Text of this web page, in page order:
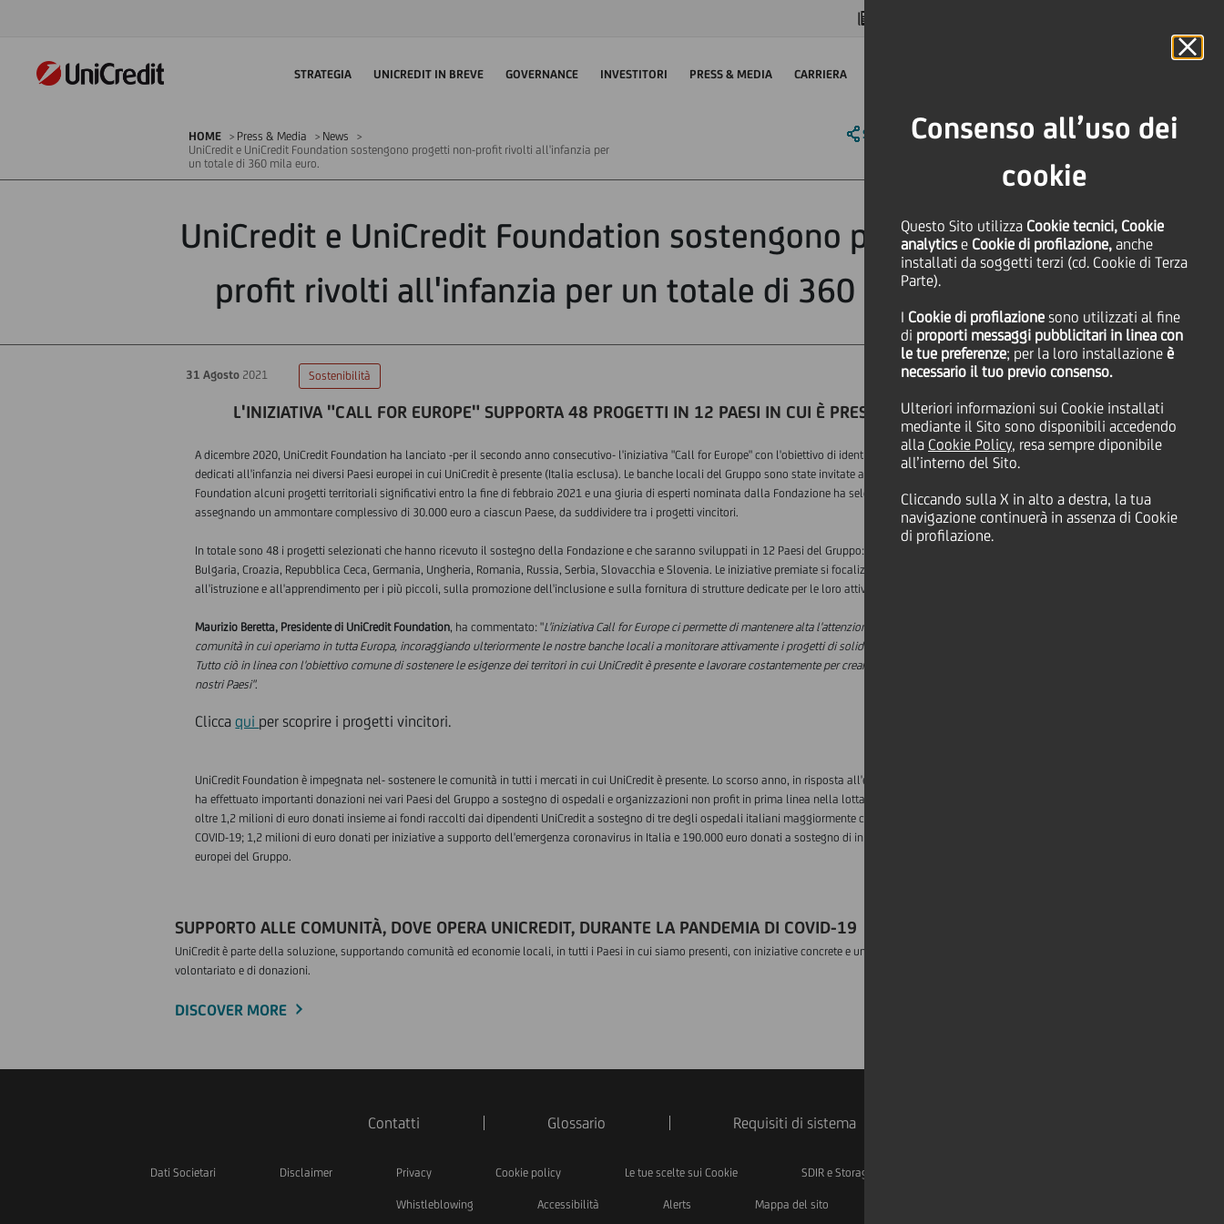
Consenso all’uso dei
cookie
Questo Sito utilizza Cookie tecnici, Cookie
analyticse Cookie di profilazione, anche
installati da soggetti terzi (cd. Cookie di Terza
Parte).
I Cookie di profilazione sono utilizzati al fine
di proporti messaggi pubblicitari in linea con
le tue preferenze; per la loro installazione è
necessario il tuo previo consenso.
Ulteriori informazioni sui Cookie installati
mediante il Sito sono disponibili accedendo
alla Cookie Policy, resa sempre diponibile
all’interno del Sito.
Cliccando sulla X in alto a destra, la tua
navigazione continuerà in assenza di Cookie
di profilazione.
STRATEGIA UNICREDIT IN BREVE GOVERNANCE INVESTITORI PRESS & MEDIA CARRIERA
HOME Press & Media
News
UniCredit e UniCredit Foundation sostengono progetti non-profit rivolti all'infanzia per
un totale di 360 mila euro.
SHARE PRINT SEND
UniCredit e UniCredit Foundation sostengono progetti non-
profit rivolti all'infanzia per un totale di 360 mila euro.
31 Agosto 2021 Sostenibilità
L'INIZIATIVA "CALL FOR EUROPE" SUPPORTA 48 PROGETTI IN 12 PAESI IN CUI È PRESENTE IL GRUPPO
A dicembre 2020, UniCredit Foundation ha lanciato -per il secondo anno consecutivo- l'iniziativa "Call for Europe" con l'obiettivo di identificare e sostenere progetti sociali
dedicati all'infanzia nei diversi Paesi europei in cui UniCredit è presente (Italia esclusa). Le banche locali del Gruppo sono state invitate a individuare e a segnalare a UniCredit
Foundation alcuni progetti territoriali significativi entro la fine di febbraio 2021 e una giuria di esperti nominata dalla Fondazione ha selezionato le iniziative vincitrici
assegnando un ammontare complessivo di 30.000 euro a ciascun Paese, da suddividere tra i progetti vincitori.
In totale sono 48 i progetti selezionati che hanno ricevuto il sostegno della Fondazione e che saranno sviluppati in 12 Paesi del Gruppo: Austria, Bosnia ed Erzegovina,
Bulgaria, Croazia, Repubblica Ceca, Germania, Ungheria, Romania, Russia, Serbia, Slovacchia e Slovenia. Le iniziative premiate si focalizzano principalmente sul sostegno
all'istruzione e all'apprendimento per i più piccoli, sulla promozione dell'inclusione e sulla fornitura di strutture dedicate per le loro attività ed esigenze di salute.
Maurizio Beretta, Presidente di UniCredit Foundation, ha commentato: "L'iniziativa Call for Europe ci permette di mantenere alta l'attenzione verso i bisogni dei bambini nelle
comunità in cui operiamo in tutta Europa, incoraggiando ulteriormente le nostre banche locali a monitorare attivamente i progetti di solidarietà in cui siamo coinvolti.
Tutto ciò in linea con l'obiettivo comune di sostenere le esigenze dei territori in cui UniCredit è presente e lavorare costantemente per creare un impatto sociale positivo nei
nostri Paesi".
Cliccaqui per scoprire i progetti vincitori.
UniCredit Foundation è impegnata nel- sostenere le comunità in tutti i mercati in cui UniCredit è presente. Lo scorso anno, in risposta all'emergenza sanitaria, la Fondazione
ha effettuato importanti donazioni nei vari Paesi del Gruppo a sostegno di ospedali e organizzazioni non profit in prima linea nella lotta contro il coronavirus. Tra queste,
oltre 1,2 milioni di euro donati insieme ai fondi raccolti dai dipendenti UniCredit a sostegno di tre degli ospedali italiani maggiormente coinvolti nella battaglia contro il
COVID-19; 1,2 milioni di euro donati per iniziative a supporto dell'emergenza coronavirus in Italia e 190.000 euro donati a sostegno di iniziative di raccolta fondi in altri Paesi
europei del Gruppo.
SUPPORTO ALLE COMUNITÀ, DOVE OPERA UNICREDIT, DURANTE LA PANDEMIA DI COVID-19
UniCredit è parte della soluzione, supportando comunità ed economie locali, in tutti i Paesi in cui siamo presenti, con iniziative concrete e un'ampia gamma di attività di
volontariato e di donazioni.
DISCOVER MORE
Contatti Glossario Requisiti di sistema
Dati Societari Disclaimer Privacy Cookie policy Le tue scelte sui Cookie SDIR e Storage
Whistleblowing Accessibilità Alerts Mappa del sito